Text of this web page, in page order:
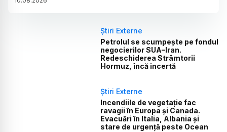
Știri Externe
Petrolul se scumpește pe fondul
negocierilor SUA–Iran.
Redeschiderea Strâmtorii
Hormuz, încă incertă
Știri Externe
Incendiile de vegetație fac
ravagii în Europa și Canada.
Evacuări în Italia, Albania și
stare de urgență peste Ocean